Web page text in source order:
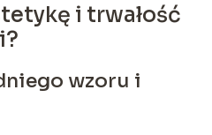
i trwałość
wzoru i